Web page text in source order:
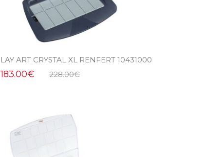
LAY ART CRYSTAL XL RENFERT 10431000
183.00€ 228.00€